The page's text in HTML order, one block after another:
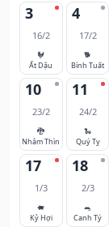
3
16/2
🐓
Ất Dậu
4
17/2
🐕
Bính Tuất
10
23/2
🐉
Nhâm Thìn
11
24/2
🐍
Quý Tỵ
17
1/3
🐖
Kỷ Hợi
18
2/3
🐀
Canh Tý